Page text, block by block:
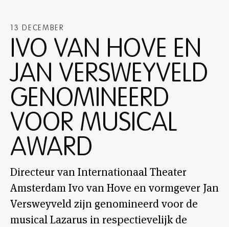
13 DECEMBER
IVO VAN HOVE EN
JAN VERSWEYVELD
GENOMINEERD
VOOR MUSICAL
AWARD
Directeur van Internationaal Theater
Amsterdam Ivo van Hove en vormgever Jan
Versweyveld zijn genomineerd voor de
musical Lazarus in respectievelijk de